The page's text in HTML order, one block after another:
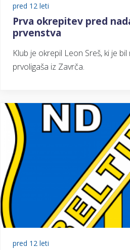
pred 12 leti
Prva okrepitev pred
prvenstva
Klub je okrepil Leon Sreš, ki je
prvoligaša iz Zavrča.
pred 12 leti